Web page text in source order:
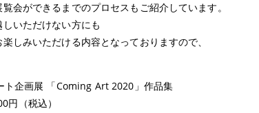
会ができるまでのプロセスもご紹介しています。
いただけない方にも
しみいただける内容となっておりますので、
ト企画展 「Coming Art 2020」作品集
（税込）